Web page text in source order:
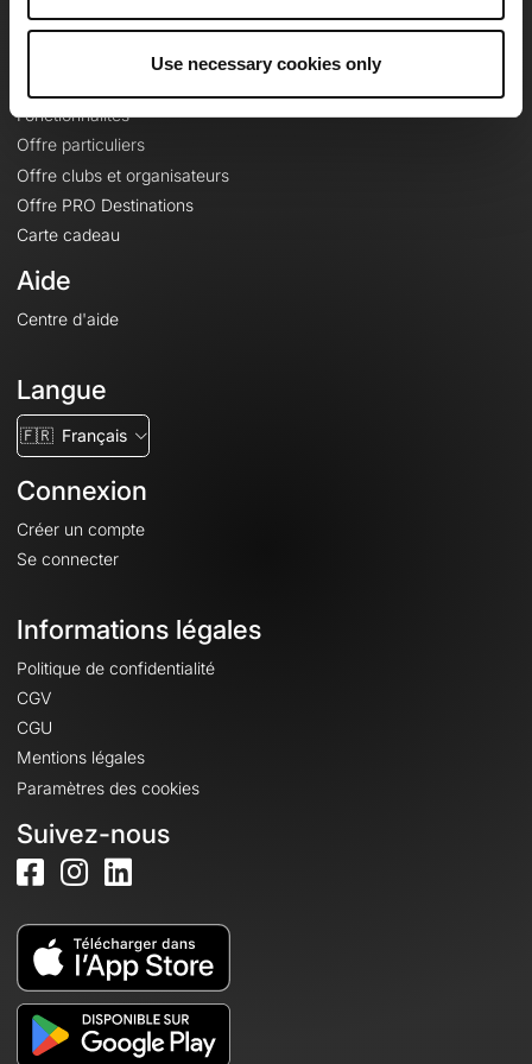
Use necessary cookies only
Fonctionnalités
Offre particuliers
Offre clubs et organisateurs
Offre PRO Destinations
Carte cadeau
Aide
Centre d'aide
Langue
🇫🇷 Français
Connexion
Créer un compte
Se connecter
Informations légales
Politique de confidentialité
CGV
CGU
Mentions légales
Paramètres des cookies
Suivez-nous